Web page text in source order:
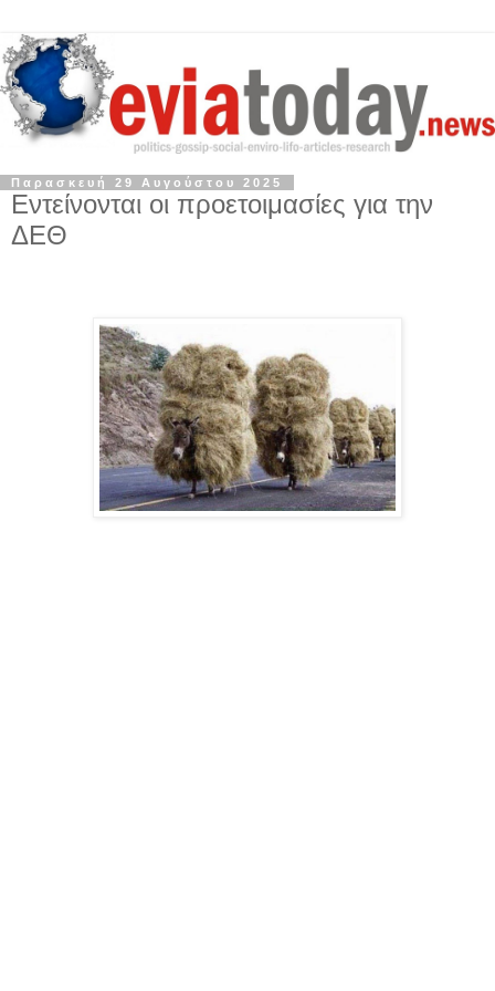
Παρασκευή 29 Αυγούστου 2025
Εντείνονται οι προετοιμασίες για την
ΔΕΘ